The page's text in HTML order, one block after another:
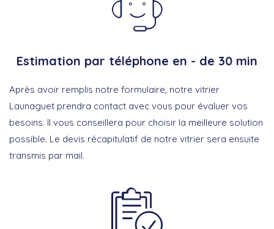
Estimation par téléphone en - de 30 min
Après avoir remplis notre formulaire, notre vitrier
Launaguet prendra contact avec vous pour évaluer vos
besoins. Il vous conseillera pour choisir la meilleure solution
possible. Le devis récapitulatif de notre vitrier sera ensuite
transmis par mail.